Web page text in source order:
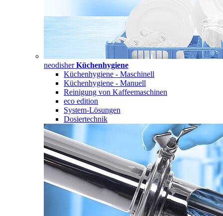
neodisherKüchenhygiene
Küchenhygiene - Maschinell
Küchenhygiene - Manuell
Reinigung von Kaffeemaschinen
eco edition
System-Lösungen
Dosiertechnik